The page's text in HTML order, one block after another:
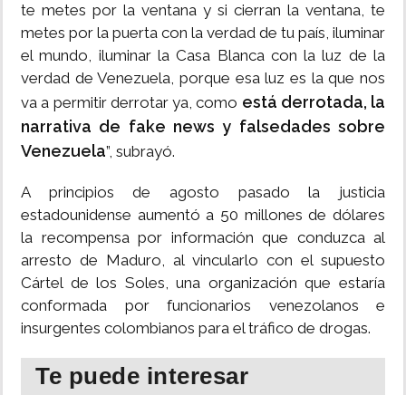
te metes por la ventana y si cierran la ventana, te
metes por la puerta con la verdad de tu país, iluminar
el mundo, iluminar la Casa Blanca con la luz de la
verdad de Venezuela, porque esa luz es la que nos
va a permitir derrotar ya, como está derrotada, la
narrativa de fake news y falsedades sobre
Venezuela”, subrayó.
A principios de agosto pasado la justicia
estadounidense aumentó a 50 millones de dólares
la recompensa por información que conduzca al
arresto de Maduro, al vincularlo con el supuesto
Cártel de los Soles, una organización que estaría
conformada por funcionarios venezolanos e
insurgentes colombianos para el tráfico de drogas.
Te puede interesar